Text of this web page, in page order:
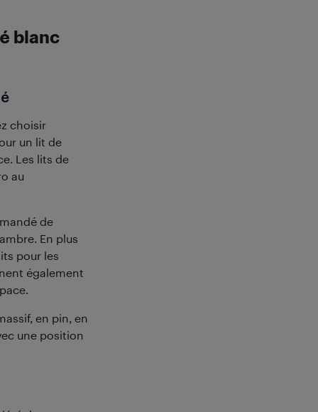
blanc
choisir
un lit de
Les lits de
au
de
En plus
pour les
également
en pin, en
une position